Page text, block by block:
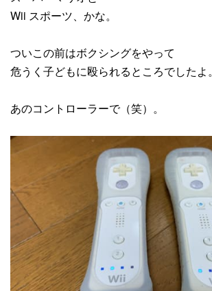
Wii スポーツ、かな。
ついこの前はボクシングをやって
危うく子どもに殴られるところでしたよ。
あのコントローラーで（笑）。